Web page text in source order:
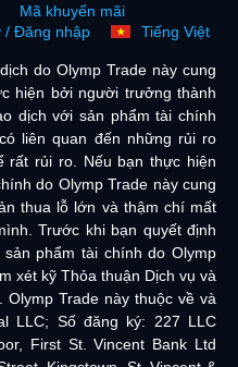
Mã khuyến mãi
/ Đăng nhập Tiếng Việt
do Olymp Trade này cung
hiện bởi người trưởng thành
dịch với sản phẩm tài chính
liên quan đến những rủi ro
rất rủi ro. Nếu bạn thực hiện
do Olymp Trade này cung
thua lỗ lớn và thậm chí mất
Trước khi bạn quyết định
phẩm tài chính do Olymp
xét kỹ Thỏa thuận Dịch vụ và
Trade này thuộc về và
LLC; Số đăng ký: 227 LLC
First St. Vincent Bank Ltd